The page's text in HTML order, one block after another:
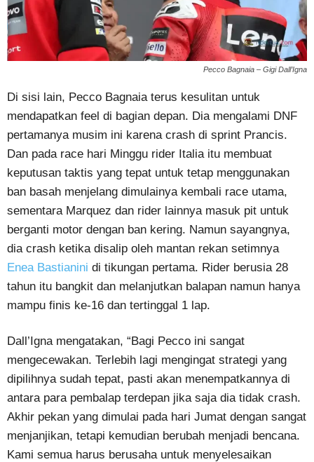
Pecco Bagnaia – Gigi Dall’Igna
Di sisi lain, Pecco Bagnaia terus kesulitan untuk
mendapatkan feel di bagian depan. Dia mengalami DNF
pertamanya musim ini karena crash di sprint Prancis.
Dan pada race hari Minggu rider Italia itu membuat
keputusan taktis yang tepat untuk tetap menggunakan
ban basah menjelang dimulainya kembali race utama,
sementara Marquez dan rider lainnya masuk pit untuk
berganti motor dengan ban kering. Namun sayangnya,
dia crash ketika disalip oleh mantan rekan setimnya
Enea Bastianini di tikungan pertama. Rider berusia 28
tahun itu bangkit dan melanjutkan balapan namun hanya
mampu finis ke-16 dan tertinggal 1 lap.
Dall’Igna mengatakan, “Bagi Pecco ini sangat
mengecewakan. Terlebih lagi mengingat strategi yang
dipilihnya sudah tepat, pasti akan menempatkannya di
antara para pembalap terdepan jika saja dia tidak crash.
Akhir pekan yang dimulai pada hari Jumat dengan sangat
menjanjikan, tetapi kemudian berubah menjadi bencana.
Kami semua harus berusaha untuk menyelesaikan